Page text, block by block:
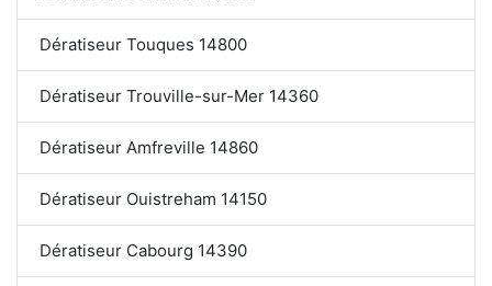
Dératiseur Touques 14800
Dératiseur Trouville-sur-Mer 14360
Dératiseur Amfreville 14860
Dératiseur Ouistreham 14150
Dératiseur Cabourg 14390